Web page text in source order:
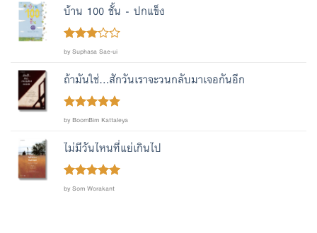
บ้าน 100 ชั้น - ปกแข็ง
Rated
of 5
by Suphasa Sae-ui
ถ้ามันใช่...สักวันเราจะวนกลับมาเจอกันอีก
Rated5out
by BoomBim Kattaleya
ไม่มีวันไหนที่แย่เกินไป
Rated5out
by Som Worakant